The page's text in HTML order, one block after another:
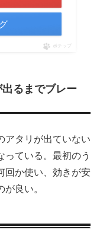
ポチップ
るまでブレー
アタリが出ていない
っている。最初のう
回か使い、効きが安
良い。